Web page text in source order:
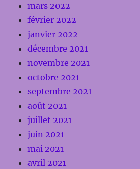
mars 2022
février 2022
janvier 2022
décembre 2021
novembre 2021
octobre 2021
septembre 2021
août 2021
juillet 2021
juin 2021
mai 2021
avril 2021